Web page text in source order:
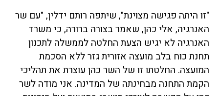
"זו היתה פגישה מצוינת", שיתפה רותם ידלין, "עם שר
האנרגיה, אלי כהן, שאמר בצורה ברורה, כי משרד
האנרגיה לא יגיש הצעת החלטה לממשלה לתכנון
תחנת כוח בלב מועצה אזורית גזר ללא הסכמת
המועצה. החלטתו זו של השר כהן עוצרת את תהליכי
הקמת התחנה מבחינתה של המדינה. אני מודה לשר